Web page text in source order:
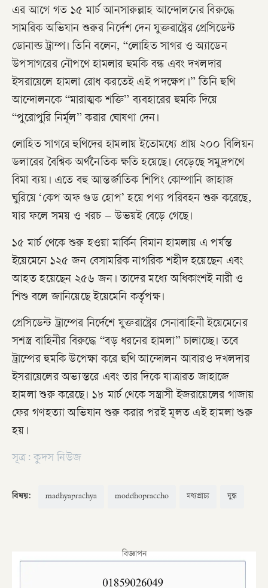
এর আগে গত ১৫ মার্চ আনসারুল্লাহ আন্দোলনের বিরুদ্ধে
সামরিক অভিযান শুরুর নির্দেশ দেন যুক্তরাষ্ট্রের প্রেসিডেন্ট
ডোনাল্ড ট্রাম্প। তিনি বলেন, “লোহিত সাগর ও অ্যাডেন
উপসাগরের নৌপথে হামলার হুমকি বন্ধ এবং দখলদার
ইসরায়েলে হামলা রোধ করতেই এই পদক্ষেপ।” তিনি হুথি
আন্দোলনকে “মারাত্মক শক্তি” ব্যবহারের হুমকি দিয়ে
“পুরোপুরি নির্মূল” করার ঘোষণা দেন।
লোহিত সাগরে হুথিদের হামলায় ইতোমধ্যে প্রায় ২০০ বিলিয়ন
ডলারের বৈশ্বিক অর্থনৈতিক ক্ষতি হয়েছে। বেড়েছে সমুদ্রপথে
বিমা ব্যয়। এতে বহু আন্তর্জাতিক শিপিং কোম্পানি জাহাজ
ঘুরিয়ে ‘কেপ অফ গুড হোপ’ হয়ে পণ্য পরিবহন শুরু করেছে,
যার ফলে সময় ও খরচ – উভয়ই বেড়ে গেছে।
১৫ মার্চ থেকে শুরু হওয়া মার্কিন বিমান হামলায় এ পর্যন্ত
ইয়েমেনে ১২৫ জন বেসামরিক নাগরিক শহীদ হয়েছেন এবং
আহত হয়েছেন ২৫৬ জন। তাদের মধ্যে অধিকাংশই নারী ও
শিশু বলে জানিয়েছে ইয়েমেনি কর্তৃপক্ষ।
প্রেসিডেন্ট ট্রাম্পের নির্দেশে যুক্তরাষ্ট্রের সেনাবাহিনী ইয়েমেনের
সশস্ত্র বাহিনীর বিরুদ্ধে “বড় ধরনের হামলা” চালাচ্ছে। তবে
ট্রাম্পের হুমকি উপেক্ষা করে হুথি আন্দোলন আবারও দখলদার
ইসরায়েলের অভ্যন্তরে এবং তার দিকে যাত্রারত জাহাজে
হামলা শুরু করেছে। ১৮ মার্চ থেকে সন্ত্রাসী ইজরায়েলের গাজায়
ফের গণহত্যা অভিযান শুরু করার পরই মূলত এই হামলা শুরু
হয়।
সূত্র: কুদস নিউজ
বিষয়: madhyaprachya moddhopraccho মধ্যপ্রাচ্য যুদ্ধ
বিজ্ঞাপন